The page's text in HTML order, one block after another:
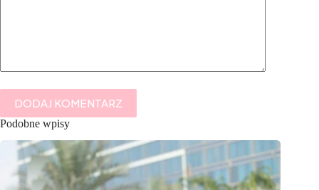
DODAJ KOMENTARZ
Podobne wpisy